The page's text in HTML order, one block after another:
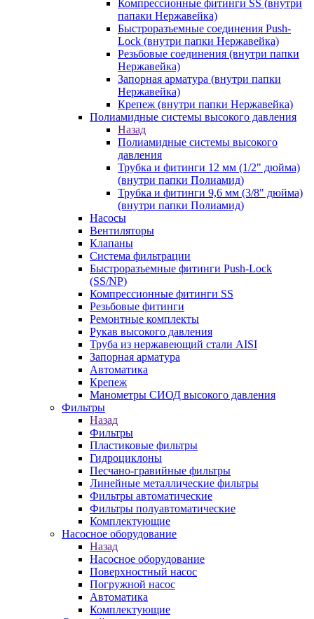
Компрессионные фитинги SS (внутри
папаки Нержавейка)
Быстроразъемные соединения Push-
Lock (внутри папки Нержавейка)
Резьбовые соединения (внутри папки
Нержавейка)
Запорная арматура (внутри папки
Нержавейка)
Крепеж (внутри папки Нержавейка)
Полиамидные системы высокого давления
Назад
Полиамидные системы высокого
давления
Трубка и фитинги 12 мм (1/2" дюйма)
(внутри папки Полиамид)
Трубка и фитинги 9,6 мм (3/8" дюйма)
(внутри папки Полиамид)
Насосы
Вентиляторы
Клапаны
Система фильтрации
Быстроразъемные фитинги Push-Lock
(SS/NP)
Компрессионные фитинги SS
Резьбовые фитинги
Ремонтные комплекты
Рукав высокого давления
Труба из нержавеющий стали AISI
Запорная арматура
Автоматика
Крепеж
Манометры СИОД высокого давления
Фильтры
Назад
Фильтры
Пластиковые фильтры
Гидроциклоны
Песчано-гравийные фильтры
Линейные металлические фильтры
Фильтры автоматические
Фильтры полуавтоматические
Комплектующие
Насосное оборудование
Назад
Насосное оборудование
Поверхностный насос
Погружной насос
Автоматика
Комплектующие